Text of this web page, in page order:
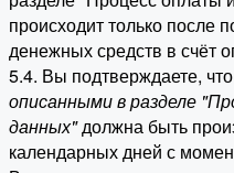
происходит только после
денежных средств в счёт
5.4. Вы подтверждаете,
описанными в разделе
данных"должна быть
календарных дней с